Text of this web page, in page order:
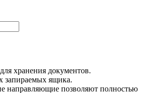
хранения документов.
ящика.
направляющие позволяют полностью